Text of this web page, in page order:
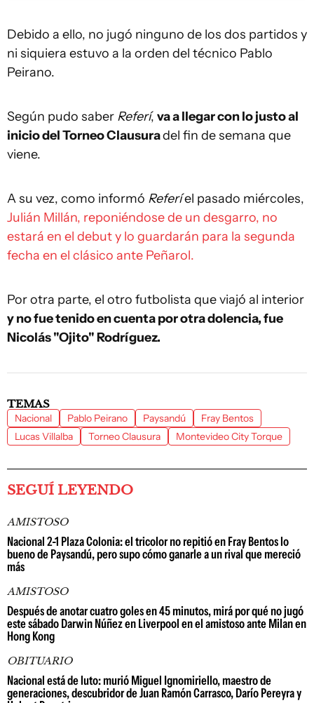
Debido a ello, no jugó ninguno de los dos partidos y
ni siquiera estuvo a la orden del técnico Pablo
Peirano.
Según pudo saber Referí, va a llegar con lo justo al
inicio del Torneo Clausuradel fin de semana que
viene.
A su vez, como informó Referíel pasado miércoles,
Julián Millán, reponiéndose de un desgarro, no
estará en el debut y lo guardarán para la segunda
fecha en el clásico ante Peñarol.
Por otra parte, el otro futbolista que viajó al interior
y no fue tenido en cuenta por otra dolencia, fue
Nicolás "Ojito" Rodríguez.
TEMAS
Nacional Pablo Peirano Paysandú
Fray Bentos
Lucas Villalba
Torneo Clausura Montevideo City Torque
SEGUÍ LEYENDO
AMISTOSO
Nacional 2-1 Plaza Colonia: el tricolor no repitió en Fray Bentos lo
bueno de Paysandú, pero supo cómo ganarle a un rival que mereció
más
AMISTOSO
Después de anotar cuatro goles en 45 minutos, mirá por qué no jugó
este sábado Darwin Núñez en Liverpool en el amistoso ante Milan en
Hong Kong
OBITUARIO
Nacional está de luto: murió Miguel Ignomiriello, maestro de
generaciones, descubridor de Juan Ramón Carrasco, Darío Pereyra y